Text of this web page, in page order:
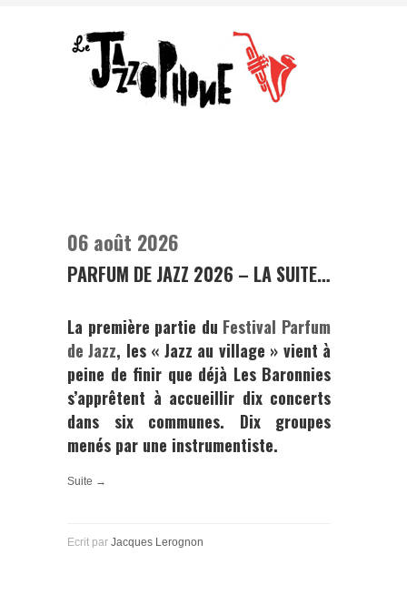
06 août 2026
PARFUM DE JAZZ 2026 – LA SUITE…
La première partie du Festival Parfum
de Jazz, les « Jazz au village » vient à
peine de finir que déjà Les Baronnies
s’apprêtent à accueillir dix concerts
dans six communes. Dix groupes
menés par une instrumentiste.
Suite →
Ecrit par Jacques Lerognon